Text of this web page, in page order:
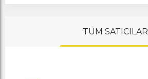
TÜM SATICILAR